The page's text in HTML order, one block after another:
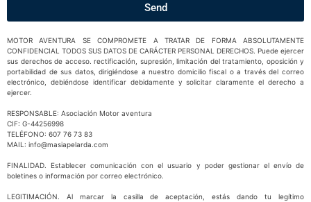
Send
MOTOR AVENTURA SE COMPROMETE A TRATAR DE FORMA ABSOLUTAMENTE
CONFIDENCIAL TODOS SUS DATOS DE CARÁCTER PERSONAL DERECHOS. Puede ejercer
sus derechos de acceso. rectificación, supresión, limitación del tratamiento, oposición y
portabilidad de sus datos, dirigiéndose a nuestro domicilio fiscal o a través del correo
electrónico, debiéndose identificar debidamente y solicitar claramente el derecho a
ejercer.
RESPONSABLE: Asociación Motor aventura
CIF: G-44256998
TELÉFONO: 607 76 73 83
MAIL: info@masiapelarda.com
FINALIDAD. Establecer comunicación con el usuario y poder gestionar el envío de
boletines o información por correo electrónico.
LEGITIMACIÓN. Al marcar la casilla de aceptación, estás dando tu legítimo